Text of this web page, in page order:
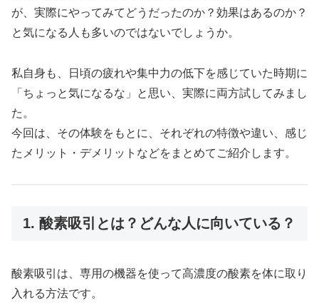
が、実際にやってみてどうだったのか？効果はあるのか？
と気になる人も多いのではないでしょうか。
私自身も、日頃の疲れや集中力の低下を感じていた時期に
「ちょっと気になるな」と思い、実際に両方試してみまし
た。
今回は、その体験をもとに、それぞれの特徴や違い、感じ
たメリット・デメリットなどをまとめてご紹介します。
1. 酸素吸引とは？どんな人に向いている？
酸素吸引は、専用の機器を使って高濃度の酸素を体に取り
入れる方法です。